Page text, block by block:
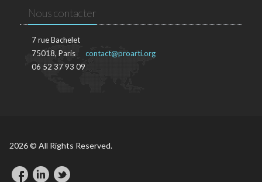
Nous contacter
7 rue Bachelet
75018, Paris
06 52 37 93 09
contact@proarti.org
2026 © All Rights Reserved.